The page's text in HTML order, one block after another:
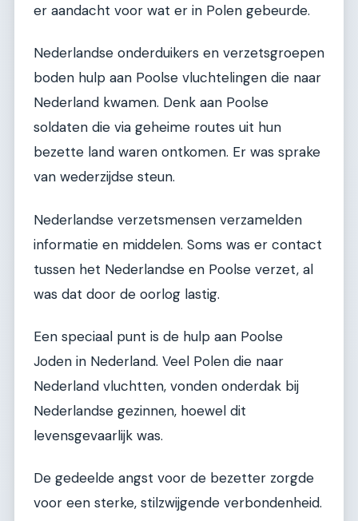
er aandacht voor wat er in Polen gebeurde.
Nederlandse onderduikers en verzetsgroepen
boden hulp aan Poolse vluchtelingen die naar
Nederland kwamen. Denk aan Poolse
soldaten die via geheime routes uit hun
bezette land waren ontkomen. Er was sprake
van wederzijdse steun.
Nederlandse verzetsmensen verzamelden
informatie en middelen. Soms was er contact
tussen het Nederlandse en Poolse verzet, al
was dat door de oorlog lastig.
Een speciaal punt is de hulp aan Poolse
Joden in Nederland. Veel Polen die naar
Nederland vluchtten, vonden onderdak bij
Nederlandse gezinnen, hoewel dit
levensgevaarlijk was.
De gedeelde angst voor de bezetter zorgde
voor een sterke, stilzwijgende verbondenheid.